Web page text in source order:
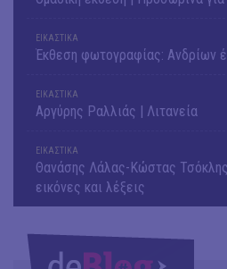
ΕΙΚΑΣΤΙΚΑ
Έκθεση φωτογραφίας: Ανδρίων
ΕΙΚΑΣΤΙΚΑ
Αργύρης Ραλλιάς | Λιτανεία
ΕΙΚΑΣΤΙΚΑ
Θανάσης Λάλας-Κώστας
εικόνες και λέξεις